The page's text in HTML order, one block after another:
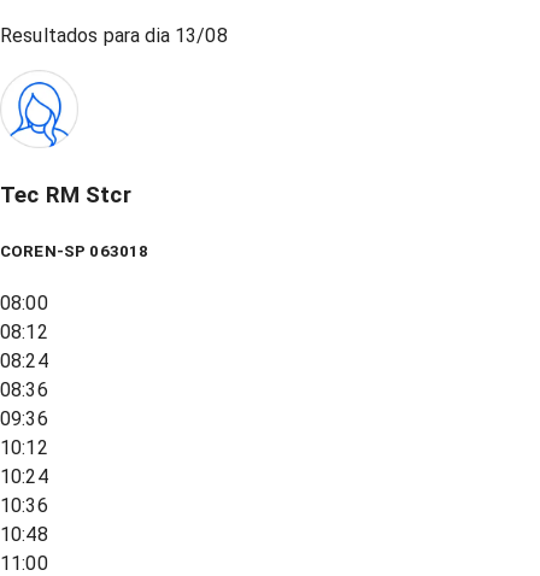
Resultados para dia 13/08
Tec RM Stcr
COREN-SP 063018
08:00
08:12
08:24
08:36
09:36
10:12
10:24
10:36
10:48
11:00